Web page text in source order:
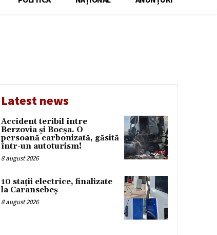
Latest news
Accident teribil între
Berzovia și Bocșa. O
persoană carbonizată, găsită
într-un autoturism!
8 august 2026
10 stații electrice, finalizate
la Caransebeș
8 august 2026